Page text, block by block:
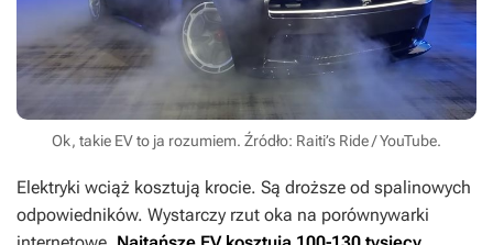
Ok, takie EV to ja rozumiem. Źródło: Raiti’s Ride / YouTube.
Elektryki wciąż kosztują krocie. Są droższe od spalinowych
odpowiedników. Wystarczy rzut oka na porównywarki